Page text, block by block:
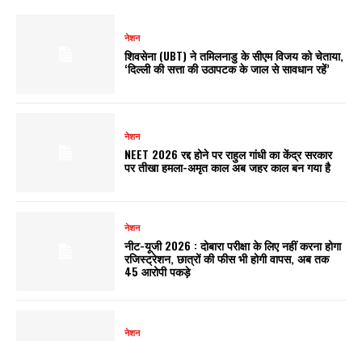
नेशन
शिवसेना (UBT) ने तमिलनाडु के सीएम विजय को चेताया,
‘दिल्ली की सत्ता की उठापटक के जाल से सावधान रहें’
नेशन
NEET 2026 रद्द होने पर राहुल गांधी का केंद्र सरकार
पर तीखा हमला-अमृत काल अब जहर काल बन गया है
नेशन
नीट-यूजी 2026 : दोबारा परीक्षा के लिए नहीं करना होगा
रजिस्ट्रेशन, छात्रों की फीस भी होगी वापस, अब तक
45 आरोपी पकड़े
नेशन